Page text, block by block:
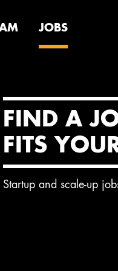
JOBS
FIND A
FITS
Startup and scale-up